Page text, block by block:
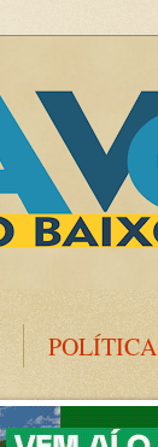
POLÍTICA